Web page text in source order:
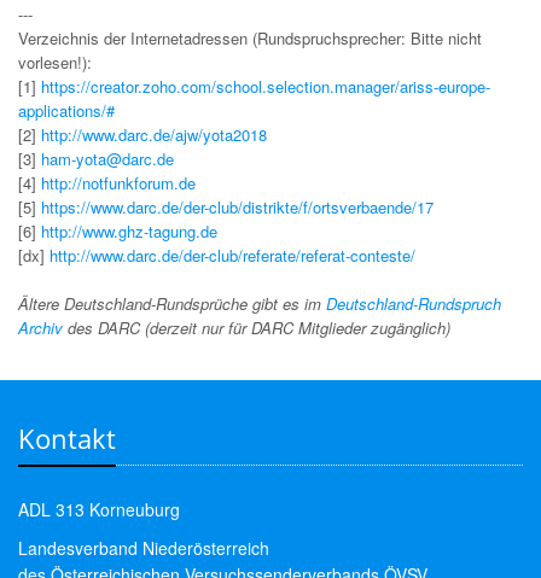
---
Verzeichnis der Internetadressen (Rundspruchsprecher: Bitte nicht
vorlesen!):
[1] https://creator.zoho.com/school.selection.manager/ariss-europe-
applications/#
[2] http://www.darc.de/ajw/yota2018
[3] ham-yota@darc.de
[4] http://notfunkforum.de
[5] https://www.darc.de/der-club/distrikte/f/ortsverbaende/17
[6] http://www.ghz-tagung.de
[dx] http://www.darc.de/der-club/referate/referat-conteste/
Ältere Deutschland-Rundsprüche gibt es im Deutschland-Rundspruch
Archiv des DARC (derzeit nur für DARC Mitglieder zugänglich)
Kontakt
ADL 313 Korneuburg
Landesverband Niederösterreich